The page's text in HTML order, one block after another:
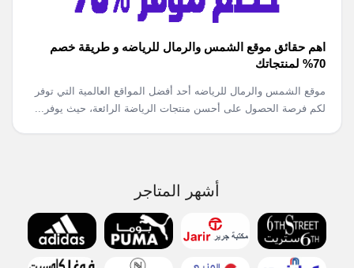
اهم حقائق موقع الشمس والرمال للرياضه و طريقة خصم
70% لمنتجاتك
موقع الشمس والرمال للرياضه أحد أفضل المواقع العالمية التي توفر
لكم فرصة الحصول على أحسن منتجات الرياضة الرائعة، حيث يوفر...
أشهر المتاجر